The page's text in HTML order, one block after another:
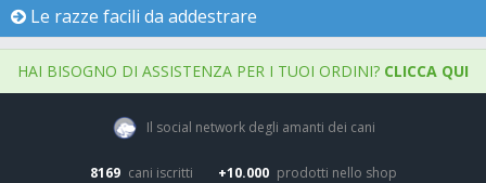
Le razze facili da addestrare
HAI BISOGNO DI ASSISTENZA PER I TUOI ORDINI? CLICCA QUI
Il social network degli amanti dei cani
8169 cani iscritti +10.000 prodotti nello shop